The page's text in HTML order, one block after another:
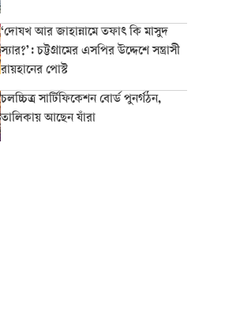
‘দোযখ আর জাহান্নামে তফাৎ কি মাসুদ
স্যার?’: চট্টগ্রামের এসপির উদ্দেশে সন্ত্রাসী
রায়হানের পোস্ট
চলচ্চিত্র সার্টিফিকেশন বোর্ড পুনর্গঠন,
তালিকায় আছেন যাঁরা